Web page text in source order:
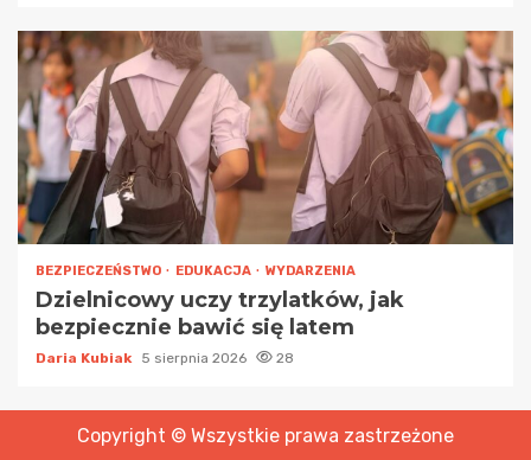
BEZPIECZEŃSTWO EDUKACJA WYDARZENIA
Dzielnicowy uczy trzylatków, jak
bezpiecznie bawić się latem
Daria Kubiak 5 sierpnia 2026 28
Copyright © Wszystkie prawa zastrzeżone